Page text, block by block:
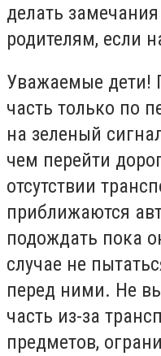
делать
родителям, если
Уважаемые дети!
часть только по
на зеленый
чем перейти
отсутствии
приближаются
подождать пока
случае не
перед ними. Не
часть из-за
предметов,